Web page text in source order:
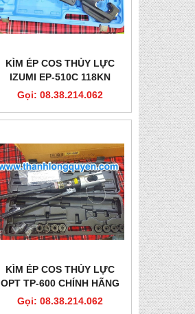
KÌM ÉP COS THỦY LỰC
IZUMI EP-510C 118KN
Gọi: 08.38.214.062
KÌM ÉP COS THỦY LỰC
OPT TP-600 CHÍNH HÃNG
Gọi: 08.38.214.062